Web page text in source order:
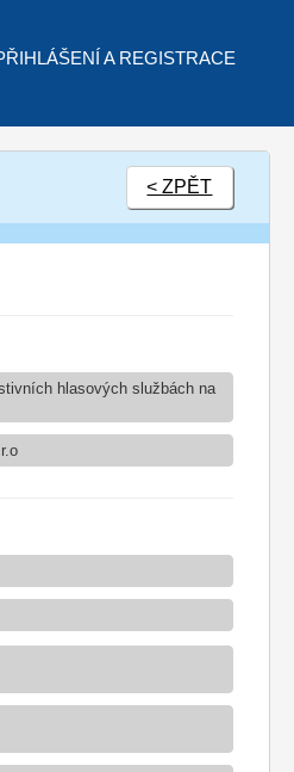
A REGISTRACE
< ZPĚT
hlasových službách na